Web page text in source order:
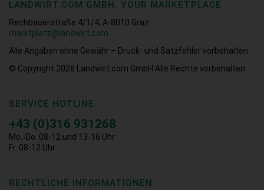
LANDWIRT.COM GMBH, YOUR MARKETPLACE
Rechbauerstraße 4/1/4, A-8010 Graz
marktplatz@landwirt.com
Alle Angaben ohne Gewähr – Druck- und Satzfehler vorbehalten.
© Copyright 2026
Landwirt.com GmbH Alle Rechte vorbehalten.
SERVICE HOTLINE
+43 (0)316 931268
Mo.-Do. 08-12 und 13-16 Uhr
Fr. 08-12 Uhr
RECHTLICHE INFORMATIONEN